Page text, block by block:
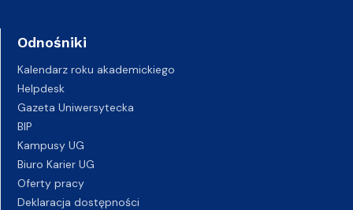
Odnośniki
Kalendarz roku akademickiego
Helpdesk
Gazeta Uniwersytecka
BIP
Kampusy UG
Biuro Karier UG
Oferty pracy
Deklaracja dostępności